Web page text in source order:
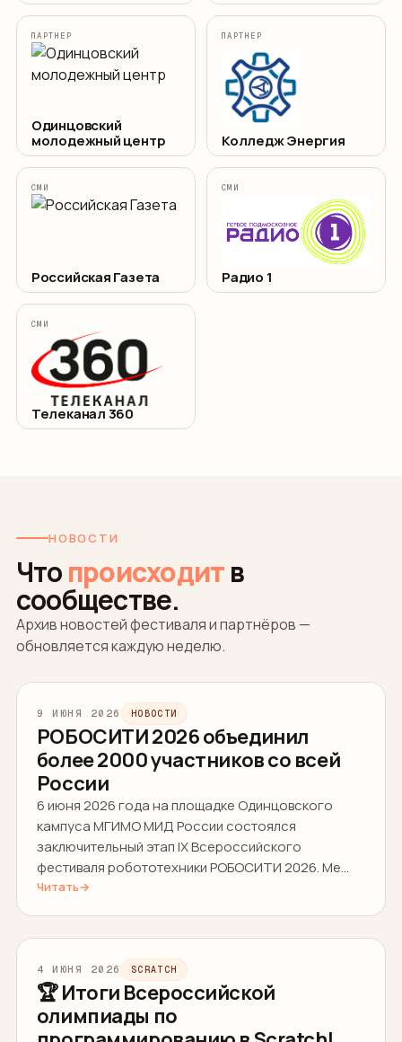
ПАРТНЕР
Одинцовский
молодежный центр
ПАРТНЕР
Колледж Энергия
СМИ
Российская Газета
СМИ
Радио 1
СМИ
Телеканал 360
НОВОСТИ
Чтопроисходитв
сообществе.
Архив новостей фестиваля и партнёров —
обновляется каждую неделю.
9 ИЮНЯ 2026 НОВОСТИ
РОБОСИТИ 2026 объединил
более 2000 участников со всей
России
6 июня 2026 года на площадке Одинцовского
кампуса МГИМО МИД России состоялся
заключительный этап IX Всероссийского
фестиваля робототехники РОБОСИТИ 2026. Ме…
Читать→
4 ИЮНЯ 2026 SCRATCH
🏆 Итоги Всероссийской
олимпиады по